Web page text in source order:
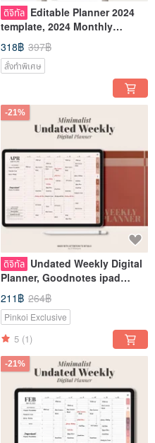
ดิจิทัล Editable Planner 2024
template, 2024 Monthly
calendar template, Canva
template
318฿ 397฿
สั่งทำพิเศษ
-21%
ดิจิทัล Undated Weekly Digital
Planner, Goodnotes ipad
Planner, Daily hourly
Minimalist
211฿ 264฿
Pinkoi Exclusive
5 (1)
-21%